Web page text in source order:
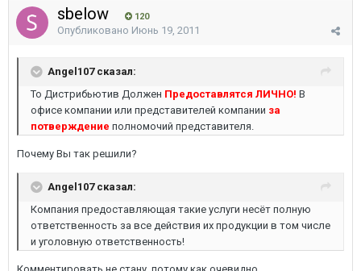
sbelow 120
Опубликовано Июнь 19, 2011
Angel107 сказал:
То Дистрибьютив Должен Предоставлятся ЛИЧНО! В
офисе компании или представителей компании за
потверждение полномочий представителя.
Почему Вы так решили?
Angel107 сказал:
Компания предоставляющая такие услуги несёт полную
ответственность за все действия их продукции в том числе
и уголовную ответственность!